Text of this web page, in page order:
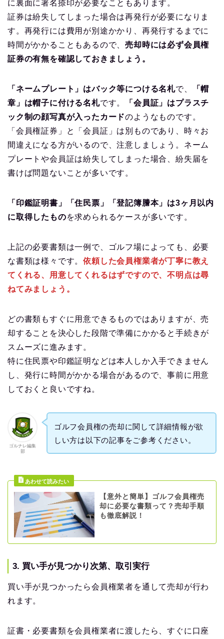
に裏面に署名捺印が必要なこともあります。
証券は紛失してしまった場合は再発行が必要になりま
す。再発行には費用が別途かかり、再発行するまでに
時間がかかることもあるので、売却時には必ず会員権
証券の有無を確認しておきましょう。
「ネームプレート」はバック等につける名札で、
「帽
章」は帽子に付ける名札です。
「会員証」はプラスチ
ック制の顔写真が入ったカードのようなものです。
「会員権証券」と「会員証」は別ものであり、時々お
間違えになる方がいるので、注意しましょう。 ネーム
プレートや会員証は紛失してしまった場合、紛失届を
書けば問題ないことが多いです。
「印鑑証明書」「住民票」「登記簿謄本」は3ヶ月以内
に取得したものを求められるケースが多いです。
上記の必要書類は一例で、ゴルフ場によっても、必要
な書類は様々です。依頼した会員権業者が丁寧に教え
てくれる、用意してくれるはずですので、不明点は尋
ねてみましょう。
どの書類もすぐに用意できるものではありますが、売
却することを決心した段階で準備にかかると手続きが
スムーズに進みます。
特に住民票や印鑑証明などは本人しか入手できません
し、発行に時間がかかる場合があるので、事前に用意
しておくと良いですね。
ゴルナレ編集
部
ゴルフ会員権の売却に関して詳細情報が欲
しい方は以下の記事をご参考ください。
【意外と簡単】ゴルフ会員権売
却に必要な書類って？売却手順
も徹底解説！
3. 買い手が見つかり次第、取引実行
買い手が見つかったら会員権業者を通して売却が行わ
れます。
証書・必要書類を会員権業者に渡したら、すぐに口座